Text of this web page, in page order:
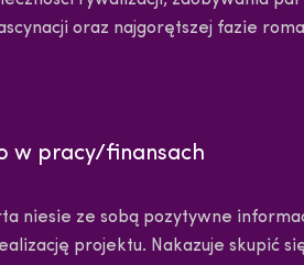
oraz najgorętszej fazie
w pracy/finansach
niesie ze sobą pozytywne
projektu. Nakazuje skupić